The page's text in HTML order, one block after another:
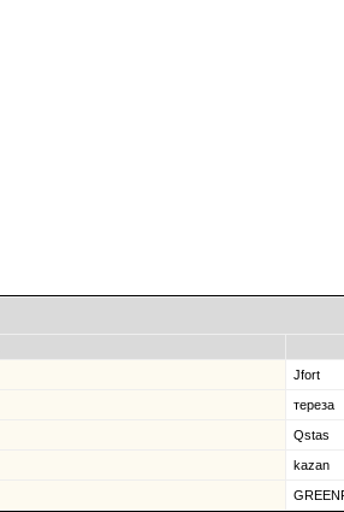
Jfort
тереза
Qstas
kazan